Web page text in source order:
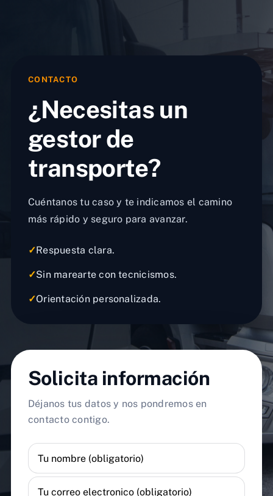
CONTACTO
¿Necesitas un
gestor de
transporte?
Cuéntanos tu caso y te indicamos el camino
más rápido y seguro para avanzar.
✓Respuesta clara.
✓Sin marearte con tecnicismos.
✓Orientación personalizada.
Solicita información
Déjanos tus datos y nos pondremos en
contacto contigo.